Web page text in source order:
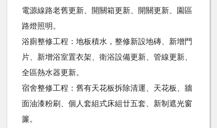
電源線路老舊更新、開關箱更新、開關更新、園區
路燈照明。
浴廁整修工程：地板積水，整修新設地磚、新增門
片、新增浴室置衣架、衛浴設備更新、管線更新、
全區熱水器更新。
宿舍整修工程：舊有天花板拆除清運、天花板、牆
面油漆粉刷、個人套組式床組廿五套、新制遮光窗
簾。